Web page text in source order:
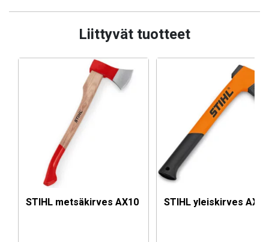
Liittyvät tuotteet
STIHL metsäkirves AX10 STIHL yleiskirves AX 6